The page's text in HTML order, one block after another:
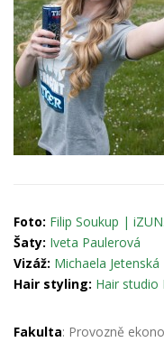
Foto: Filip Soukup |
Šaty: Iveta Paulerová
Vizáž: Michaela Jetenská
Hair styling: Hair studio
Fakulta: Provozně